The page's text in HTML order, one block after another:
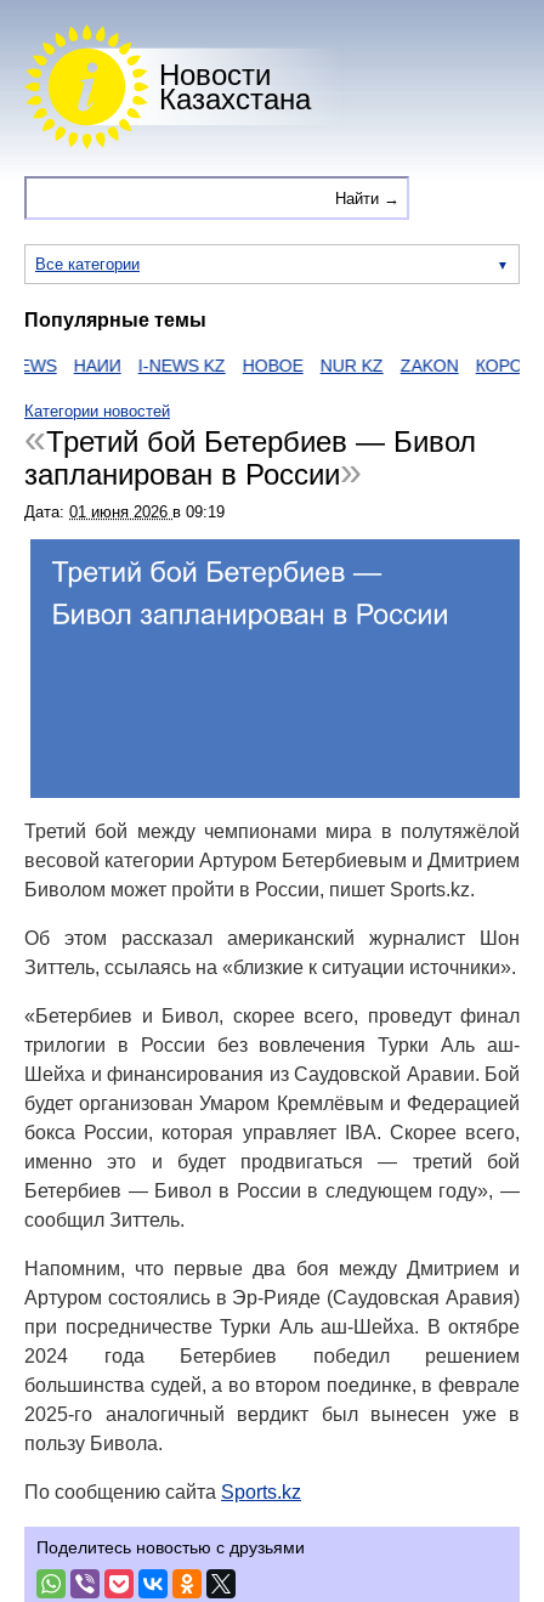
Новости
Казахстана
Все категории
Популярные темы
НАИИ I-NEWS KZ НОВОЕ NUR KZ ZAKON
Категории новостей
Третий бой Бетербиев — Бивол
запланирован в России
Дата: 01 июня 2026 в 09:19
Третий бой между чемпионами мира в полутяжёлой
весовой категории Артуром Бетербиевым и Дмитрием
Биволом может пройти в России, пишет Sports.kz.
Об этом рассказал американский журналист Шон
Зиттель, ссылаясь на «близкие к ситуации источники».
«Бетербиев и Бивол, скорее всего, проведут финал
трилогии в России без вовлечения Турки Аль аш-
Шейха и финансирования из Саудовской Аравии. Бой
будет организован Умаром Кремлёвым и Федерацией
бокса России, которая управляет IBA. Скорее всего,
именно это и будет продвигаться — третий бой
Бетербиев — Бивол в России в следующем году», —
сообщил Зиттель.
Напомним, что первые два боя между Дмитрием и
Артуром состоялись в Эр-Рияде (Саудовская Аравия)
при посредничестве Турки Аль аш-Шейха. В октябре
2024 года Бетербиев победил решением
большинства судей, а во втором поединке, в феврале
2025-го аналогичный вердикт был вынесен уже в
пользу Бивола.
По сообщению сайта Sports.kz
Поделитесь новостью с друзьями